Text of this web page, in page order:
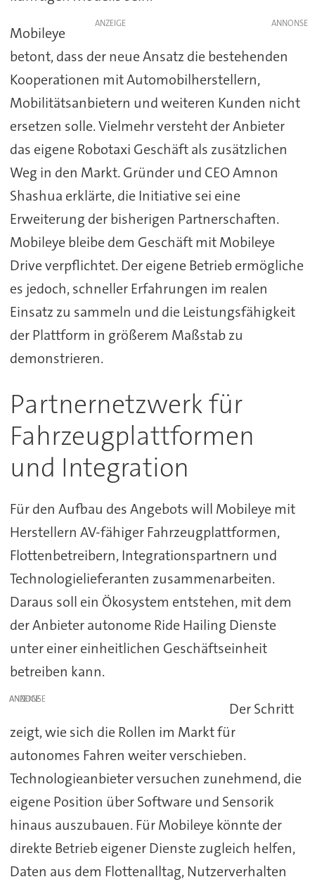
ANZEIGE
Mobileye
betont, dass der neue Ansatz die bestehenden
Kooperationen mit Automobilherstellern,
Mobilitätsanbietern und weiteren Kunden nicht
ersetzen solle. Vielmehr versteht der Anbieter
das eigene Robotaxi Geschäft als zusätzlichen
Weg in den Markt. Gründer und CEO Amnon
Shashua erklärte, die Initiative sei eine
Erweiterung der bisherigen Partnerschaften.
Mobileye bleibe dem Geschäft mit Mobileye
Drive verpflichtet. Der eigene Betrieb ermögliche
es jedoch, schneller Erfahrungen im realen
Einsatz zu sammeln und die Leistungsfähigkeit
der Plattform in größerem Maßstab zu
demonstrieren.
Partnernetzwerk für
Fahrzeugplattformen
und Integration
Für den Aufbau des Angebots will Mobileye mit
Herstellern AV-fähiger Fahrzeugplattformen,
Flottenbetreibern, Integrationspartnern und
Technologielieferanten zusammenarbeiten.
Daraus soll ein Ökosystem entstehen, mit dem
der Anbieter autonome Ride Hailing Dienste
unter einer einheitlichen Geschäftseinheit
betreiben kann.
ANZEIGE
Der Schritt
zeigt, wie sich die Rollen im Markt für
autonomes Fahren weiter verschieben.
Technologieanbieter versuchen zunehmend, die
eigene Position über Software und Sensorik
hinaus auszubauen. Für Mobileye könnte der
direkte Betrieb eigener Dienste zugleich helfen,
Daten aus dem Flottenalltag, Nutzerverhalten